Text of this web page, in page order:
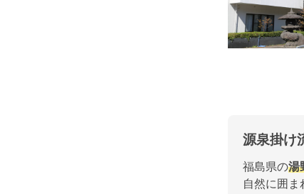
源泉掛け
福島県の湯
自然に囲ま